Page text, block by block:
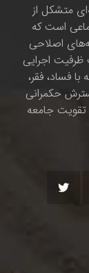
متشکل از
است که
اصلاحی
اجرایی
فساد، فقر،
حکمرانی
تقویت جامعه